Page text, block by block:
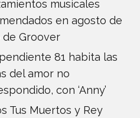
musicales
en agosto de
de Groover
81 habita las
del amor no
con ‘Anny’
Tus Muertos y Rey